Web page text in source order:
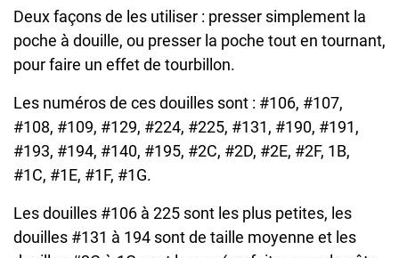
Deux façons de les utiliser : presser simplement la
poche à douille, ou presser la poche tout en tournant,
pour faire un effet de tourbillon.
Les numéros de ces douilles sont : #106, #107,
#108, #109, #129, #224, #225, #131, #190, #191,
#193, #194, #140, #195, #2C, #2D, #2E, #2F, 1B,
#1C, #1E, #1F, #1G.
Les douilles #106 à 225 sont les plus petites, les
douilles #131 à 194 sont de taille moyenne et les